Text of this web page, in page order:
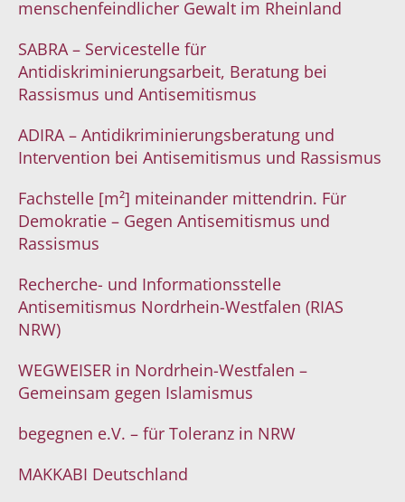
menschenfeindlicher Gewalt im Rheinland
SABRA – Servicestelle für
Antidiskriminierungsarbeit, Beratung bei
Rassismus und Antisemitismus
ADIRA – Antidikriminierungsberatung und
Intervention bei Antisemitismus und Rassismus
Fachstelle [m²] miteinander mittendrin. Für
Demokratie – Gegen Antisemitismus und
Rassismus
Recherche- und Informationsstelle
Antisemitismus Nordrhein-Westfalen (RIAS
NRW)
WEGWEISER in Nordrhein-Westfalen –
Gemeinsam gegen Islamismus
begegnen e.V. – für Toleranz in NRW
MAKKABI Deutschland